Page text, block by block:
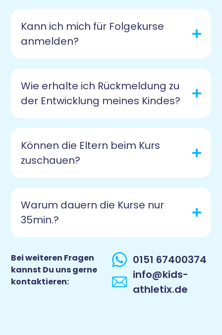
Kann ich mich für Folgekurse
anmelden?
Wie erhalte ich Rückmeldung zu
der Entwicklung meines Kindes?
Können die Eltern beim Kurs
zuschauen?
Warum dauern die Kurse nur
35min.?
Bei weiteren Fragen
kannst Du uns gerne
kontaktieren:
0151 67400374
info@kids-
athletix.de